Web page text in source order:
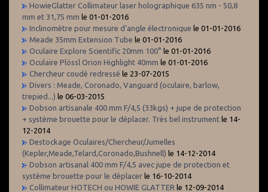
HowieGlatter Collimateur laser holographique 635 nm - 50,8
mm et 31,75 mm le 01-01-2016
Inclinomètre pour mesure d'angle électronique le 01-01-2016
Meade 35mm Extension Tube le 01-01-2016
Oculaire Explore Scientific 20mm 100° le 01-01-2016
Oculaire Plössl Orion Highlight 40mm le 01-01-2016
Chercheur coudé redressé le 23-07-2015
Divers : Meade, Coronado, Vanguard (oculaire, barlow,
trepied...) le 06-03-2015
Dobson artisanale 400 mm F/4,5 (33kgs) + jupe de protection
+ système brouette pour le déplacer. Très bel instrument le 14-
12-2014
Destockage Oculaires/Chercheur/Jumelles
(Kepler,Meade,Telard,Coronado,Bushnell) le 14-12-2014
Dobson artisanal 400 mm F/4,5 avec jupe de protection et
système brouette pour le déplacer le 16-10-2014
Collimateur HOTECH ou HOWIE GLATTER le 12-09-2014